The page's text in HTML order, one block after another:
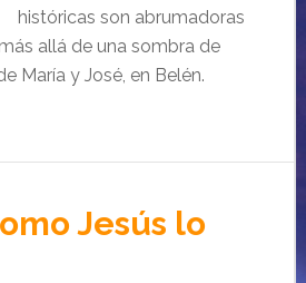
históricas son abrumadoras
allá de una sombra de
María y José, en Belén.
Jesús lo